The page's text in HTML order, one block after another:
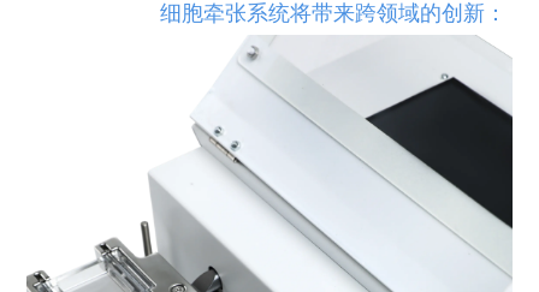
细胞牵张系统将带来跨领域的创新：